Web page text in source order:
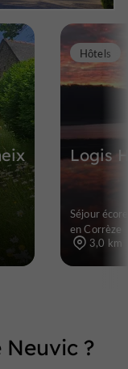
Logis
Hôtels
Séjour
en Corrèze
3,0 km
?